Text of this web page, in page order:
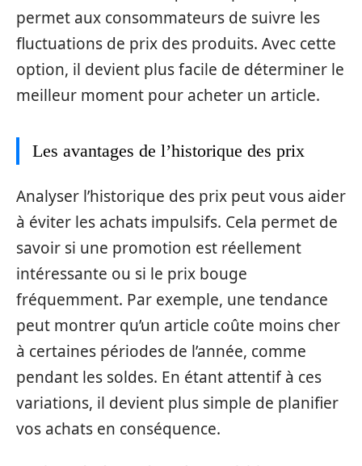
permet aux consommateurs de suivre les
fluctuations de prix des produits. Avec cette
option, il devient plus facile de déterminer le
meilleur moment pour acheter un article.
Les avantages de l’historique des prix
Analyser l’historique des prix peut vous aider
à éviter les achats impulsifs. Cela permet de
savoir si une promotion est réellement
intéressante ou si le prix bouge
fréquemment. Par exemple, une tendance
peut montrer qu’un article coûte moins cher
à certaines périodes de l’année, comme
pendant les soldes. En étant attentif à ces
variations, il devient plus simple de planifier
vos achats en conséquence.